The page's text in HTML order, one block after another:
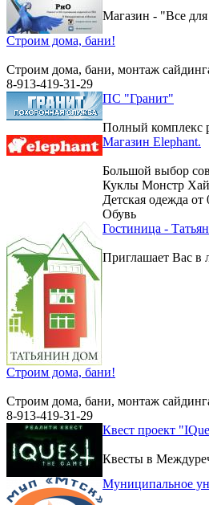
Магазин - "Все
Строим дома, бани!
Строим дома, бани, монтаж
8-913-419-31-29
ПС "Гранит"
Полный комплекс
Магазин Elephant.
Большой выбор
Куклы Монстр Хай
Детская одежда от
Обувь
Гостиница -
Приглашает Вас в
Строим дома, бани!
Строим дома, бани, монтаж
8-913-419-31-29
Квест проект
Квесты в
Муниципальное